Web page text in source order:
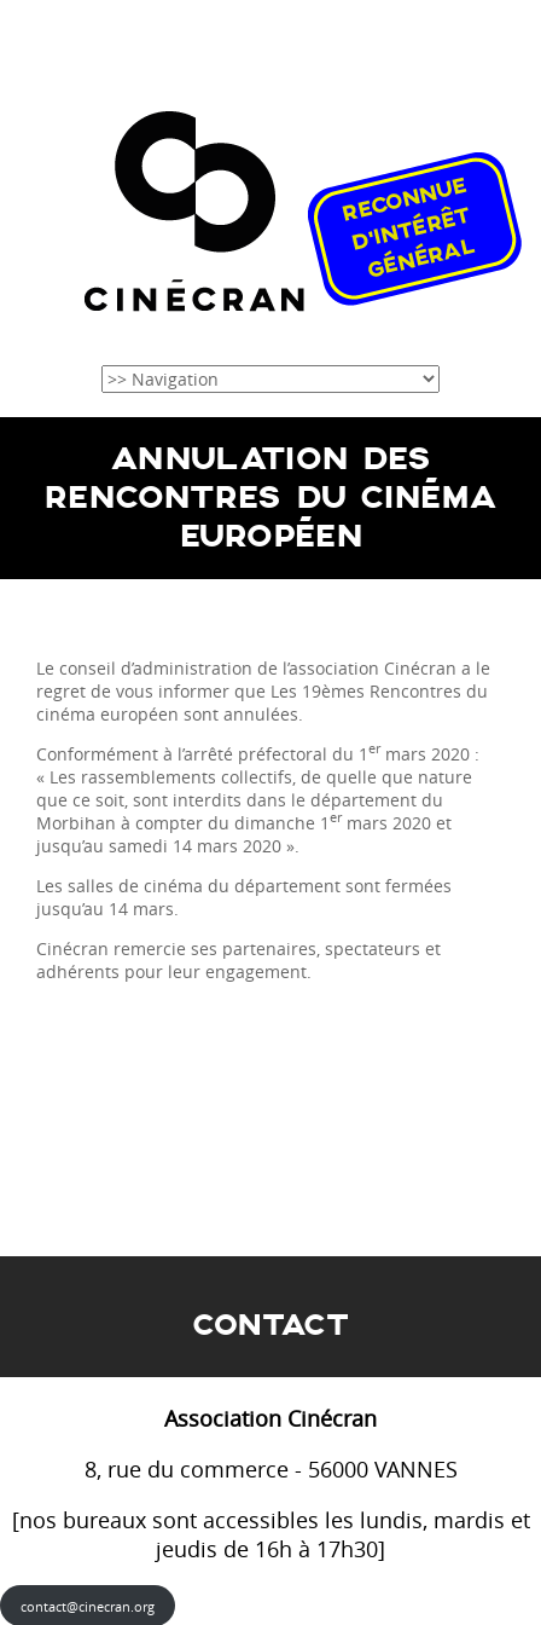
ANNULATION DES
RENCONTRES DU CINÉMA
EUROPÉEN
Le conseil d’administration de l’association Cinécran a le
regret de vous informer que Les 19èmes Rencontres du
cinéma européen sont annulées.
Conformément à l’arrêté préfectoral du 1 ermars 2020 :
« Les rassemblements collectifs, de quelle que nature
que ce soit, sont interdits dans le département du
Morbihan à compter du dimanche 1 ermars 2020 et
jusqu’au samedi 14 mars 2020 ».
Les salles de cinéma du département sont fermées
jusqu’au 14 mars.
Cinécran remercie ses partenaires, spectateurs et
adhérents pour leur engagement.
CONTACT
Association Cinécran
8, rue du commerce - 56000 VANNES
[nos bureaux sont accessibles les lundis, mardis et
jeudis de 16h à 17h30]
contact@cinecran.org